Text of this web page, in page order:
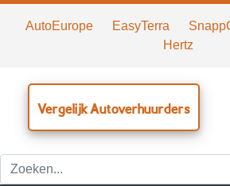
AutoEurope EasyTerra
Hertz
Vergelijk Autoverhuurders